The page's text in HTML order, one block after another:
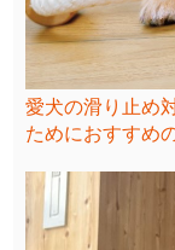
愛犬の滑り止め
ためにおすすめ